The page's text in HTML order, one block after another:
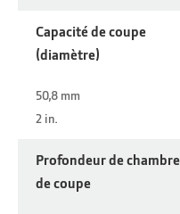
Capacité de coupe
(diamètre)
50,8 mm
2 in.
Profondeur de chambre
de coupe